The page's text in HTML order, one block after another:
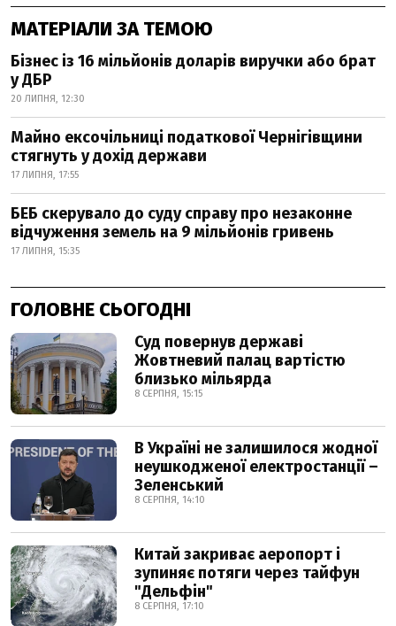
МАТЕРІАЛИ ЗА ТЕМОЮ
Бізнес із 16 мільйонів доларів виручки або брат
у ДБР
20 ЛИПНЯ, 12:30
Майно ексочільниці податкової Чернігівщини
стягнуть у дохід держави
17 ЛИПНЯ, 17:55
БЕБ скерувало до суду справу про незаконне
відчуження земель на 9 мільйонів гривень
17 ЛИПНЯ, 15:35
ГОЛОВНЕ СЬОГОДНІ
Суд повернув державі
Жовтневий палац вартістю
близько мільярда
8 СЕРПНЯ, 15:15
В Україні не залишилося жодної
неушкодженої електростанції –
Зеленський
8 СЕРПНЯ, 14:10
Китай закриває аеропорт і
зупиняє потяги через тайфун
"Дельфін"
8 СЕРПНЯ, 17:10